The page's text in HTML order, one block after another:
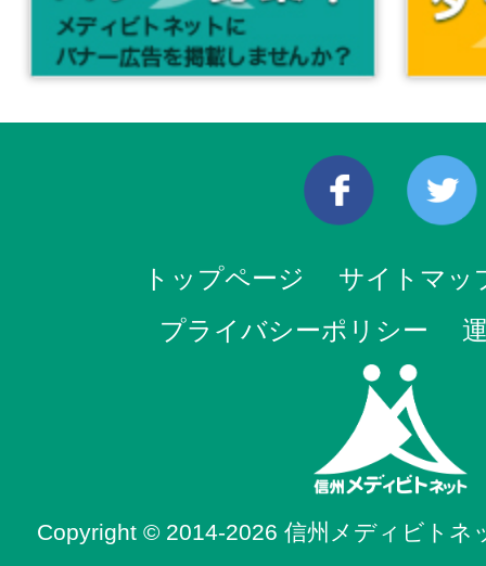
トップページ
サイトマッ
プライバシーポリシー
Copyright © 2014-2026 信州メディビトネ